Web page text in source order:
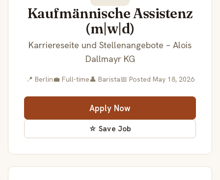
Kaufmännische Assistenz
(m|w|d)
Karriereseite und Stellenangebote – Alois
Dallmayr KG
📍 Berlin💼 Full-time👤 Barista📅 Posted May 18, 2026
Apply Now
☆ Save Job